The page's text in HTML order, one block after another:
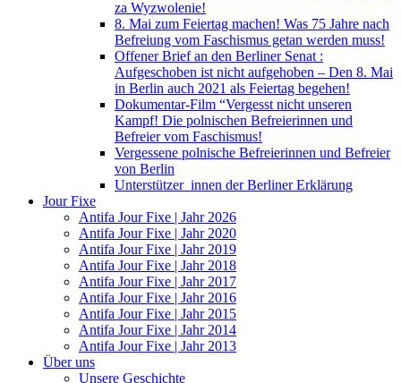
za Wyzwolenie!
8. Mai zum Feiertag machen! Was 75 Jahre nach
Befreiung vom Faschismus getan werden muss!
Offener Brief an den Berliner Senat :
Aufgeschoben ist nicht aufgehoben – Den 8. Mai
in Berlin auch 2021 als Feiertag begehen!
Dokumentar-Film “Vergesst nicht unseren
Kampf! Die polnischen Befreierinnen und
Befreier vom Faschismus!
Vergessene polnische Befreierinnen und Befreier
von Berlin
Unterstützer_innen der Berliner Erklärung
Jour Fixe
Antifa Jour Fixe | Jahr 2026
Antifa Jour Fixe | Jahr 2020
Antifa Jour Fixe | Jahr 2019
Antifa Jour Fixe | Jahr 2018
Antifa Jour Fixe | Jahr 2017
Antifa Jour Fixe | Jahr 2016
Antifa Jour Fixe | Jahr 2015
Antifa Jour Fixe | Jahr 2014
Antifa Jour Fixe | Jahr 2013
Über uns
Unsere Geschichte